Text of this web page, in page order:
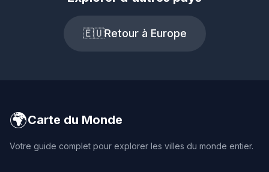
🇪🇺Retour à Europe
🌍Carte du Monde
Votre guide complet pour explorer les villes du monde entier.